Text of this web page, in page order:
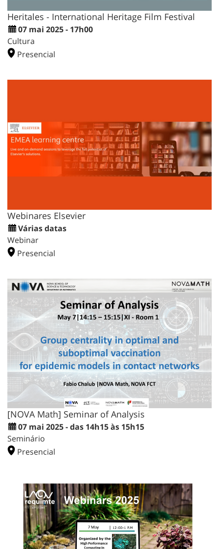
Heritales - International Heritage Film Festival
07 mai 2025 - 17h00
Cultura
Presencial
Webinares Elsevier
Várias datas
Webinar
Presencial
[NOVA Math] Seminar of Analysis
07 mai 2025 - das 14h15 às 15h15
Seminário
Presencial